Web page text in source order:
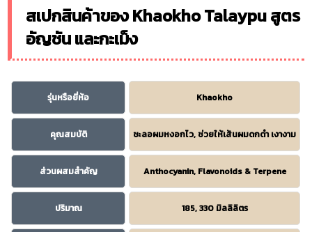
สเปกสินค้าของ Khaokho Talaypu สูตร
อัญชัน และกะเม็ง
รุ่นหรือยี่ห้อ Khaokho
คุณสมบัติ ชะลอผมหงอกไว, ช่วยให้เส้นผมดกดำ เงางาม
ส่วนผสมสำคัญ Anthocyanin, Flavonoids & Terpene
ปริมาณ 185, 330 มิลลิลิตร